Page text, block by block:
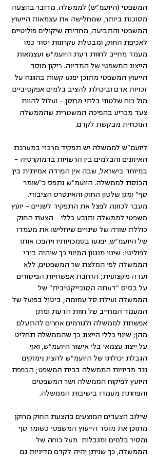
המשפטי (היועמ"ש) לממשלה. מדובר בהצעה
מסוכנת ביותר, שמחלישה את עצמאות הייעוץ
המשפטי והתביעה, מחדירה שיקולים פוליטיים
לאכיפת החוק, ומבטלת עקרונות יסוד כמו
מעמד מחייב לחוות דעת היועמ״ש ועצמאות
הייצוג המשפטי של המדינה. ריקון מוסד
הייעוץ המשפטי מתוכן יפגע קשות בהגנה על
זכויות אדם וביכולת להציב בלמים אפקטיביים
מול כוח שלטוני בלתי מרוסן – ועלול להוות
צעד מכריע בהפיכה המשטרית שהממשלה
הנוכחית מבקשת לקדם.
ליועמ״ש לממשלה יש תפקיד מרכזי במערכת
האיזונים והבלמים בין הרשויות בדמוקרטיה –
במיוחד בישראל, שבה אין הפרדה אמיתית בין
הכנסת לממשלה. היועמ״ש נתפס כ“שומר
סף” ומגן שלטון החוק והאינטרס הציבורי.
מעבר לכוונה לפצל את התפקיד לשניים – יועץ
משפטי לממשלה ותובע כללי – הצעת החוק
כוללת שורה של שינויים שיחלישו את מעמדו
של היועמ״ש, יפגעו בסמכויותיו ויהפכו אותו
לפוליטי: שינוי מנגנון המינוי כך שיהיה בידי
הממשלה לפי המלצת שר המשפטים, ללא
ועדה מקצועית; הרחבת אפשרויות הפיטורים
על בסיס “דעתה הסובייקטיבית” של
הממשלה ועילת סל עמומה; ביטול בפועל של
המעמד המחייב של חוות הדעת ומתן
אפשרות לממשלה ולגורמים אחרים להתעלם
מהן; שינוי כללי הייצוג כך שהממשלה תחליט
על ייצוג עצמאי בלי אישור היועמ״ש, ואף
הגבלת יכולתו של היועמ״ש להציג נימוקים
נגד מדיניות הממשלה בבית המשפט; הכפפת
היועץ לפיקוח הממשלה ושר המשפטים
והפחתת מעמדו בישיבות הממשלה.
שילוב הצעדים המוצעים בהצעת החוק מרוקן
מתוכן את מוסד הייעוץ המשפטי כשומר סף
ומסיר בלמים ומגבלות  מעל כוחה של
הממשלה, כך שניתן יהיה לקדם מדיניות גם